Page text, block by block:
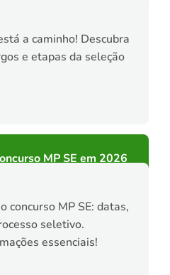
a caminho! Descubra
e etapas da seleção
MP SE em 2026
concurso MP SE: datas,
seletivo.
essenciais!